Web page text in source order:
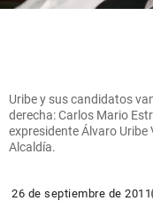
Uribe y sus candidatos
derecha: Carlos Mario
expresidente Álvaro Uribe
Alcaldía.
26 de septiembre de 2011